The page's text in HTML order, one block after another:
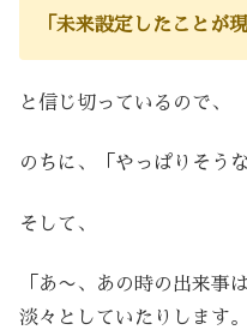
「未来設定したことが
と信じ切っているので、
のちに、「やっぱりそう
そして、
「あ〜、あの時の出来事
淡々としていたりします。